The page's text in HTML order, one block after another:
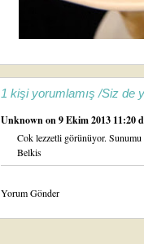
1 kişi yorumlamış /Siz de
Unknownon 9 Ekim 2013 11:20
Cok lezzetli görünüyor.
Belkis
Yorum Gönder